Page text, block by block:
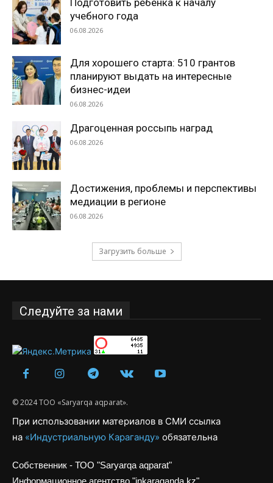
Подготовить ребенка к началу
учебного года
06.08.2026
Для хорошего старта: 510 грантов
планируют выдать на интересные
бизнес-идеи
06.08.2026
Драгоценная россыпь наград
06.08.2026
Достижения, проблемы и перспективы
медиации в регионе
06.08.2026
Загрузить больше
Следуйте за нами
© 2024 ТОО «Saryarqa aqparat».
При использовании материалов в СМИ ссылка
на «Индустриальную Караганду» обязательна
Собственник - ТОО "Saryarqa aqparat"